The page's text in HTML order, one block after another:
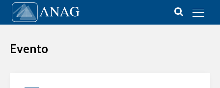
Vai al contenuto
Main Navigation
Evento